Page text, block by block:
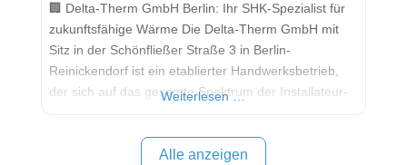
🏢 Delta-Therm GmbH Berlin: Ihr SHK-Spezialist für
zukunftsfähige Wärme Die Delta-Therm GmbH mit
Sitz in der Schönfließer Straße 3 in Berlin-
Reinickendorf ist ein etablierter Handwerksbetrieb,
der sich auf das gesamte Spektrum der Installateur-
Abwasser-, Heizungs-, Lüftungs- und
Weiterlesen …
Alle anzeigen